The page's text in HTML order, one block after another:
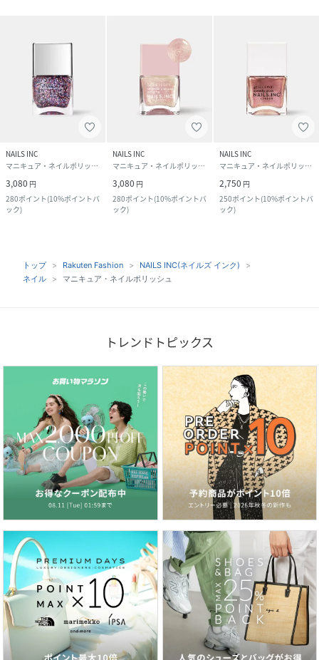
NAILS INC
マニキュア・ネイルポリッシュ
3,080 円
280ポイント(10%ポイントバ
ック)
NAILS INC
マニキュア・ネイルポリッシュ
3,080 円
280ポイント(10%ポイントバ
ック)
NAILS INC
マニキュア・ネイルポリッシュ
2,750 円
250ポイント(10%ポイントバ
ック)
トップ Rakuten Fashion
NAILS INC(ネイルズ インク)
ネイル
マニキュア・ネイルポリッシュ
トレンドトピックス